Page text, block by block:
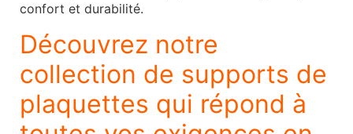
confort et durabilité.
Découvrez notre
collection de supports de
plaquettes qui répond à